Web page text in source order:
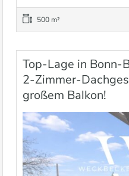
500 m²
Top-Lage in Bonn-
2-Zimmer-
großem Balkon!